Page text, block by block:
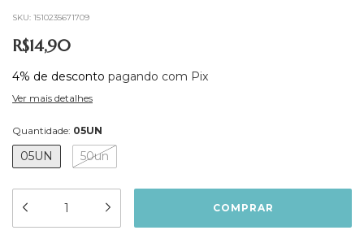
SKU: 1510235671709
R$14,90
4% de desconto pagando com Pix
Ver mais detalhes
Quantidade: 05UN
05UN 50un